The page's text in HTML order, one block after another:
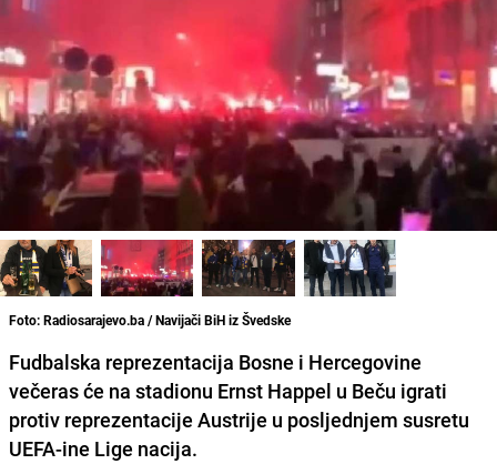
Foto: Radiosarajevo.ba / Navijači BiH iz Švedske
Fudbalska reprezentacija Bosne i Hercegovine
večeras će na stadionu Ernst Happel u Beču igrati
protiv reprezentacije Austrije u posljednjem susretu
UEFA-ine Lige nacija.